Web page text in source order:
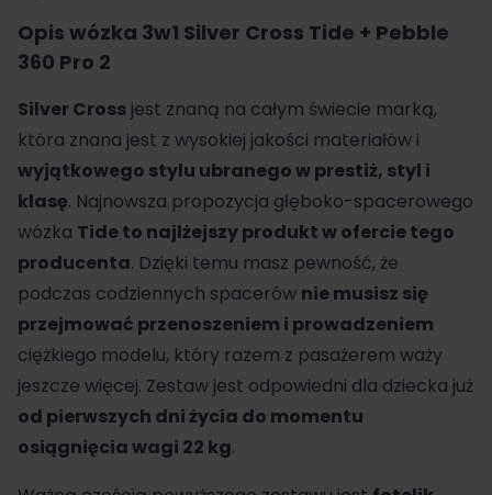
Opis wózka 3w1 Silver Cross Tide + Pebble
360 Pro 2
Silver Cross jest znaną na całym świecie marką,
która znana jest z wysokiej jakości materiałów i
wyjątkowego stylu ubranego w prestiż, styl i
klasę. Najnowsza propozycja głęboko-spacerowego
wózka Tide to najlżejszy produkt w ofercie tego
producenta. Dzięki temu masz pewność, że
podczas codziennych spacerów nie musisz się
przejmować przenoszeniem i prowadzeniem
ciężkiego modelu, który razem z pasażerem waży
jeszcze więcej. Zestaw jest odpowiedni dla dziecka już
od pierwszych dni życia do momentu
osiągnięcia wagi 22 kg.